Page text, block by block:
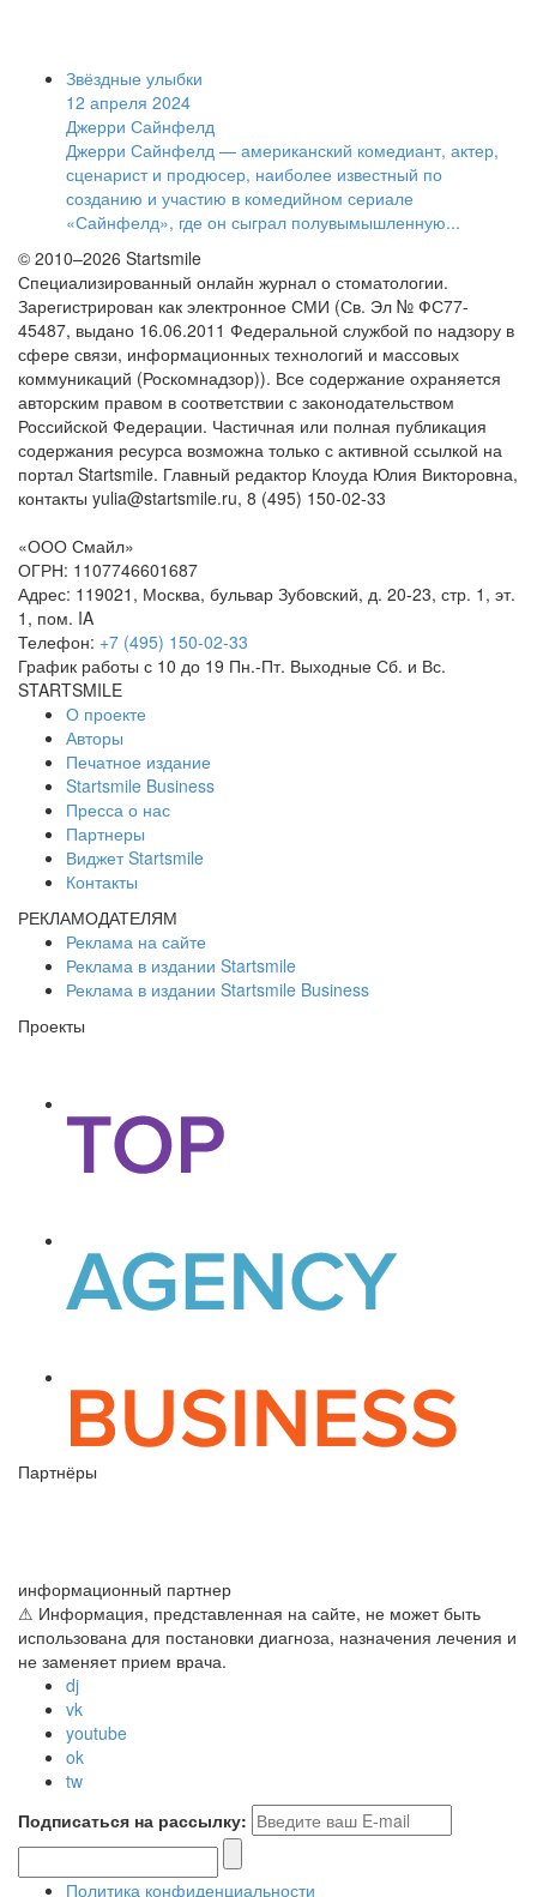
Звёздные улыбки
12 апреля 2024
Джерри Сайнфелд
Джерри Сайнфелд — американский комедиант, актер,
сценарист и продюсер, наиболее известный по
созданию и участию в комедийном сериале
«Сайнфелд», где он сыграл полувымышленную...
© 2010–2026 Startsmile
Специализированный онлайн журнал о стоматологии.
Зарегистрирован как электронное СМИ (Св. Эл № ФС77-
45487, выдано 16.06.2011 Федеральной службой по надзору в
сфере связи, информационных технологий и массовых
коммуникаций (Роскомнадзор)). Все содержание охраняется
авторским правом в соответствии с законодательством
Российской Федерации. Частичная или полная публикация
содержания ресурса возможна только с активной ссылкой на
портал Startsmile. Главный редактор Клоуда Юлия Викторовна,
контакты yulia@startsmile.ru, 8 (495) 150-02-33
«ООО Смайл»
ОГРН: 1107746601687
Адрес: 119021 , Москва, бульвар Зубовский, д. 20-23, стр. 1, эт.
1, пом. IA
Телефон: +7 (495) 150-02-33
График работы с 10 до 19 Пн.-Пт. Выходные Сб. и Вс.
STARTSMILE
О проекте
Авторы
Печатное издание
Startsmile Business
Пресса о нас
Партнеры
Виджет Startsmile
Контакты
РЕКЛАМОДАТЕЛЯМ
Реклама на сайте
Реклама в издании Startsmile
Реклама в издании Startsmile Business
Проекты
Партнёры
информационный партнер
⚠ Информация, представленная на сайте, не может быть
использована для постановки диагноза, назначения лечения и
не заменяет прием врача.
dj
vk
youtube
ok
tw
Подписаться на рассылку:
Политика конфиденциальности